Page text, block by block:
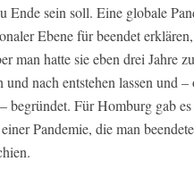
Ende sein soll. Eine globale
Ebene für beendet
man hatte sie eben drei Jahre
und nach entstehen lassen und
begründet. Für Homburg gab
Pandemie, die man